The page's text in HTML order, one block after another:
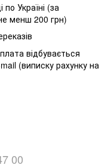
Україні (за
менш 200 грн)
відбувається
(виписку рахунку на
00